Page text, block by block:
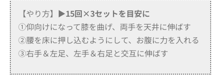
【やり方】 ▶15回×3セットを目安に
①仰向けになって膝を曲げ、両手を天井に伸ばす
②腰を床に押し込むようにして、お腹に力を入れる
③右手＆左足、左手＆右足と交互に伸ばす